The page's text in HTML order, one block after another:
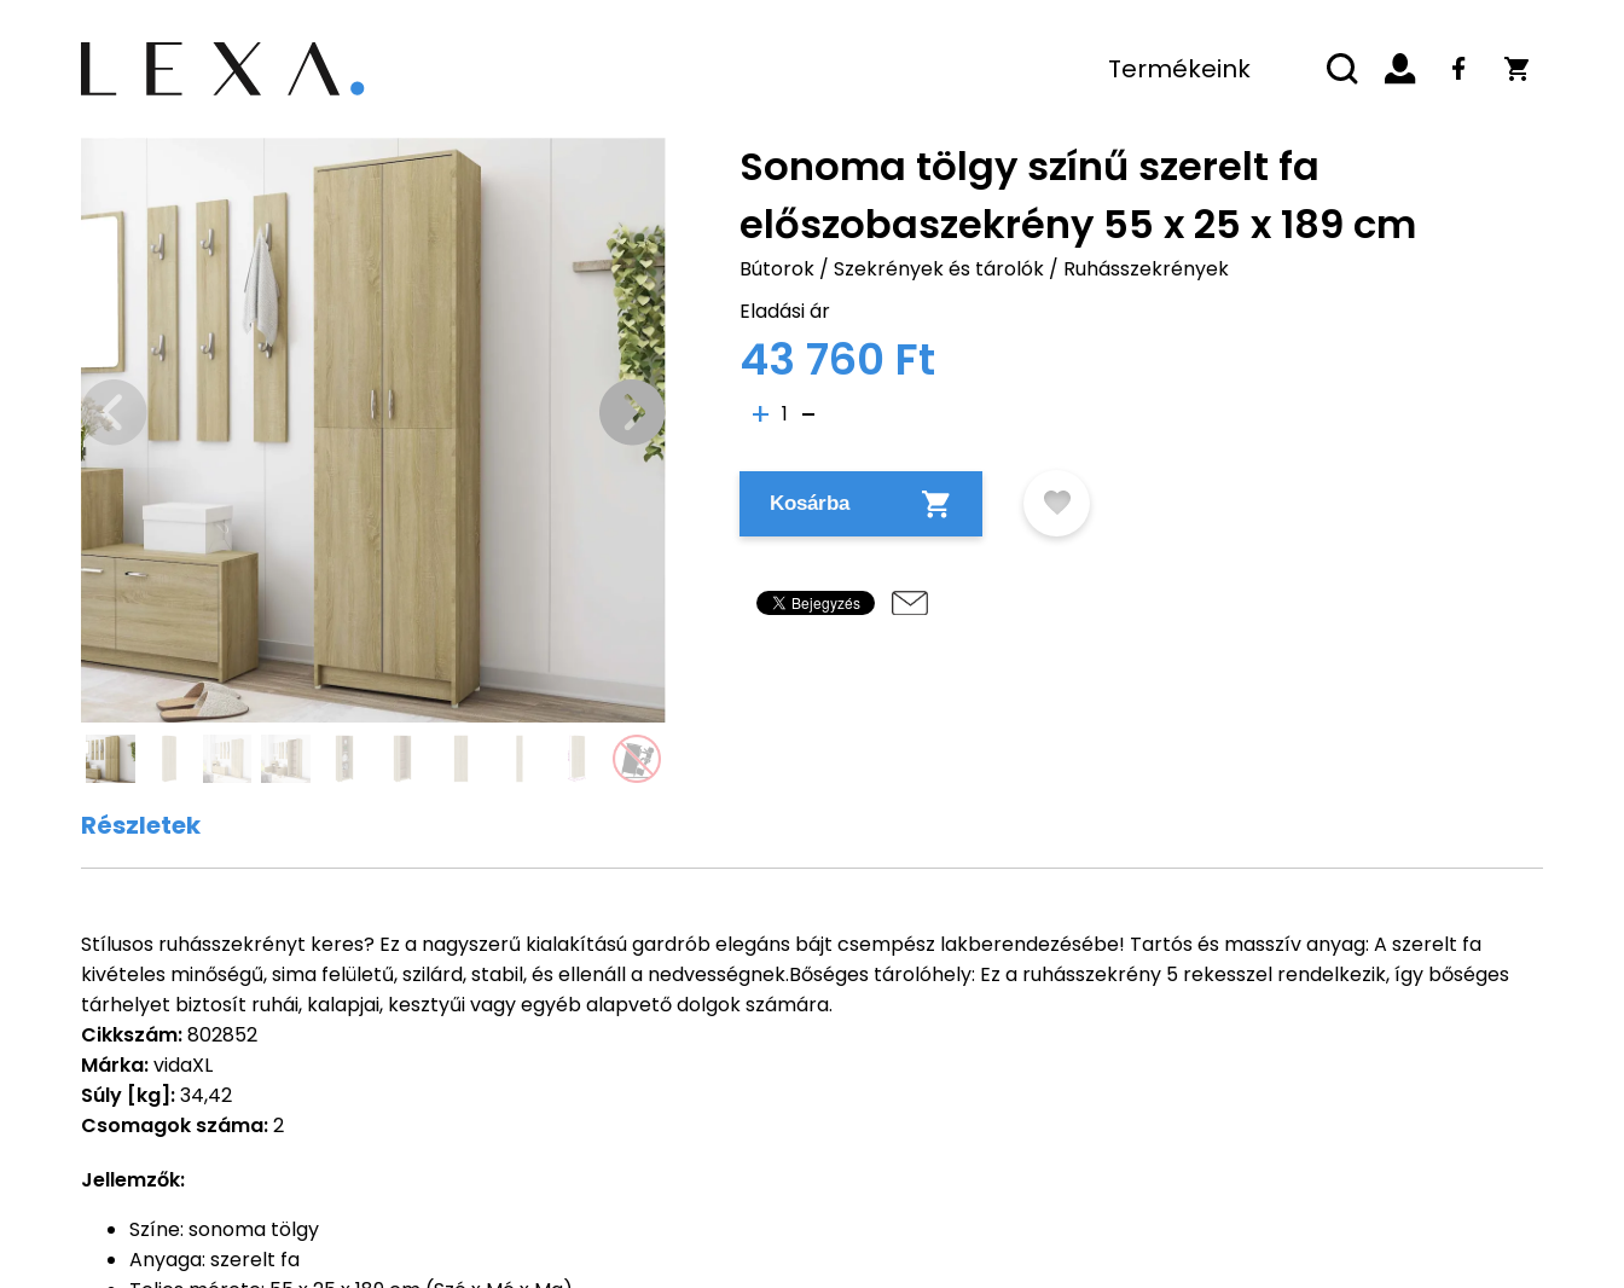
Termékeink
Sonoma tölgy színű szerelt fa
előszobaszekrény 55 x 25 x 189 cm
Bútorok/ Szekrények és tárolók/ Ruhásszekrények
Eladási ár
43 760 Ft
1
Kosárba
Részletek
Stílusos ruhásszekrényt keres? Ez a nagyszerű kialakítású gardrób elegáns bájt csempész lakberendezésébe! Tartós és masszív anyag: A szerelt fa
kivételes minőségű, sima felületű, szilárd, stabil, és ellenáll a nedvességnek.Bőséges tárolóhely: Ez a ruhásszekrény 5 rekesszel rendelkezik, így bőséges
tárhelyet biztosít ruhái, kalapjai, kesztyűi vagy egyéb alapvető dolgok számára.
Cikkszám:802852
Márka:vidaXL
Súly [kg]:34,42
Csomagok száma:2
Jellemzők:
Színe: sonoma tölgy
Anyaga: szerelt fa